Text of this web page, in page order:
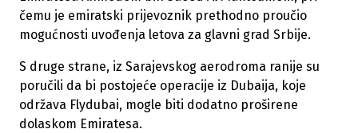
čemu je emiratski prijevoznik prethodno proučio
mogućnosti uvođenja letova za glavni grad Srbije.
S druge strane, iz Sarajevskog aerodroma ranije su
poručili da bi postojeće operacije iz Dubaija, koje
održava Flydubai, mogle biti dodatno proširene
dolaskom Emiratesa.